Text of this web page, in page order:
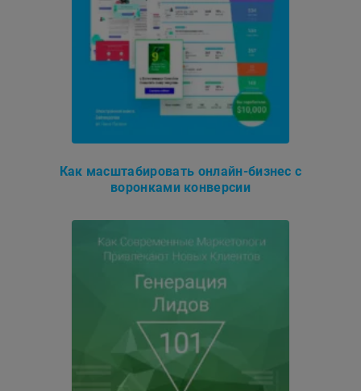
Как масштабировать онлайн-бизнес с
воронками конверсии